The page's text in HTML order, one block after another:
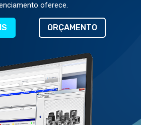
oferece.
ORÇAMENTO